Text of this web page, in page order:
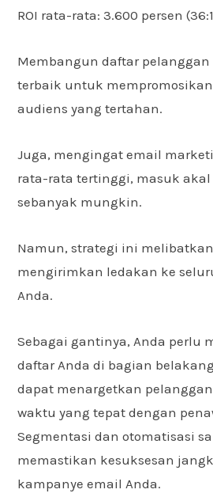
ROI rata-rata: 3.600 persen
Membangun daftar
terbaik untuk
audiens yang tertahan.
Juga, mengingat email
rata-rata tertinggi, masuk
sebanyak mungkin.
Namun, strategi ini
mengirimkan ledakan ke
Anda.
Sebagai gantinya, Anda perlu
daftar Anda di bagian
dapat menargetkan
waktu yang tepat dengan
Segmentasi dan otomatisasi
memastikan kesuksesan
kampanye email Anda.